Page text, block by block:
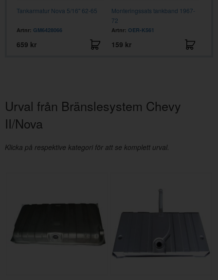
Tankarmatur Nova 5/16" 62-65
Artnr: GM6428066
659 kr
Monteringssats tankband 1967-
72
Artnr: OER-K561
159 kr
Urval från Bränslesystem Chevy
II/Nova
Klicka på respektive kategori för att se komplett urval.